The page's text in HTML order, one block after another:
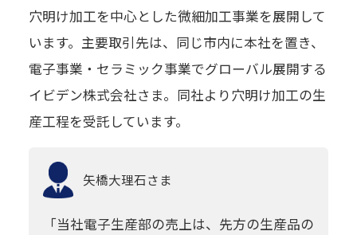
穴明け加工を中心とした微細加工事業を展開して
います。主要取引先は、同じ市内に本社を置き、
電子事業・セラミック事業でグローバル展開する
イビデン株式会社さま。同社より穴明け加工の生
産工程を受託しています。
矢橋大理石さま
「当社電子生産部の売上は、先方の生産品の